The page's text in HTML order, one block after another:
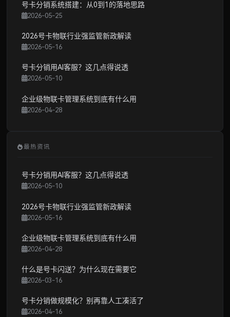
号卡分销系统搭建：从0到1的落地思路
2026-05-25
2026号卡物联行业强监管新政解读
2026-05-16
号卡分销用AI客服？这几点得说透
2026-05-10
企业级物联卡管理系统到底有什么用
2026-04-28
最热资讯
号卡分销用AI客服？这几点得说透
2026-05-10
2026号卡物联行业强监管新政解读
2026-05-16
企业级物联卡管理系统到底有什么用
2026-04-28
什么是号卡闪送？为什么现在需要它
2026-03-16
号卡分销做规模化？别再靠人工凑活了
2026-04-16